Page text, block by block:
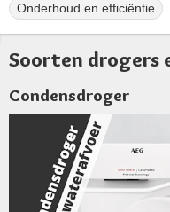
Onderhoud en efficiëntie
Soorten drogers
Condensdroger